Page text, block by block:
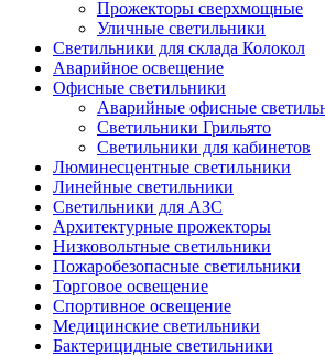
Прожекторы сверхмощные
Уличные светильники
Светильники для склада Колокол
Аварийное освещение
Офисные светильники
Аварийные офисные
Светильники Грильято
Светильники для кабинетов
Люминесцентные светильники
Линейные светильники
Светильники для АЗС
Архитектурные прожекторы
Низковольтные светильники
Пожаробезопасные светильники
Торговое освещение
Спортивное освещение
Медицинские светильники
Бактерицидные светильники